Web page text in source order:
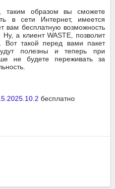
таким образом вы сможете
в сети Интернет, имеется
вам бесплатную возможность
а клиент WASTE, позволит
Вот такой перед вами пакет
полезны и теперь при
не будете переживать за
бесплатно